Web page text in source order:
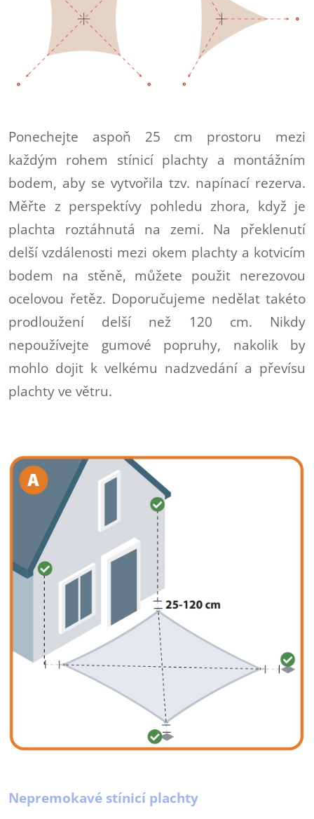
Ponechejte aspoň 25 cm prostoru mezi
každým rohem stínicí plachty a montážním
bodem, aby se vytvořila tzv. napínací rezerva.
Měřte z perspektívy pohledu zhora, když je
plachta roztáhnutá na zemi. Na překlenutí
delší vzdálenosti mezi okem plachty a kotvicím
bodem na stěně, můžete použit nerezovou
ocelovou řetěz. Doporučujeme nedělat takéto
prodloužení delší než 120 cm. Nikdy
nepoužívejte gumové popruhy, nakolik by
mohlo dojit k velkému nadzvedání a převísu
plachty ve větru.
Nepremokavé stínicí plachty